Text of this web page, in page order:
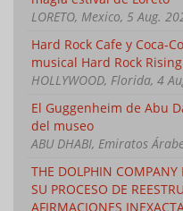
LORETO, Mexico, 5 Aug.
Hard Rock Cafe y Coca-
musical Hard Rock
HOLLYWOOD, Florida, 4
El Guggenheim de Abu
del museo
ABU DHABI, Emiratos
THE DOLPHIN COMPANY
SU PROCESO DE
AFIRMACIONES